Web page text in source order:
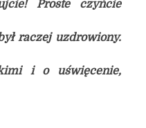
Proste czyńcie
raczej uzdrowiony.
i o uświęcenie,